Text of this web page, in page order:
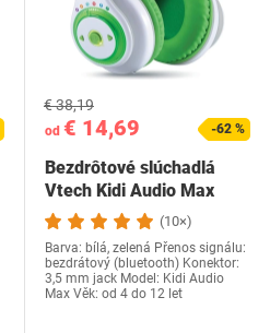
od € 14,69
€ 38,19
-62 %
Bezdrôtové slúchadlá
Vtech Kidi Audio Max
(10×)
Barva: bílá, zelená Přenos signálu:
bezdrátový (bluetooth) Konektor:
3,5 mm jack Model: Kidi Audio
Max Věk: od 4 do 12 let